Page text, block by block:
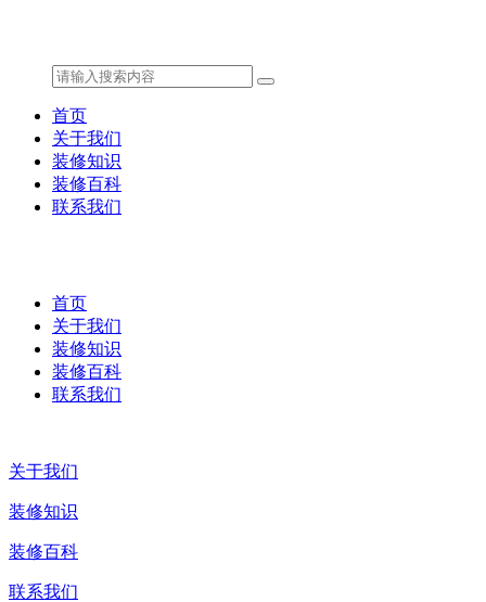
首页
关于我们
装修知识
装修百科
联系我们
首页
关于我们
装修知识
装修百科
联系我们
关于我们
装修知识
装修百科
联系我们